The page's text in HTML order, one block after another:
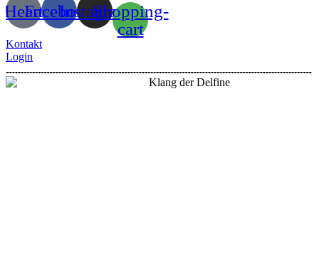
HeartFacebookInstagram
Shopping-
cart
Kontakt
Login